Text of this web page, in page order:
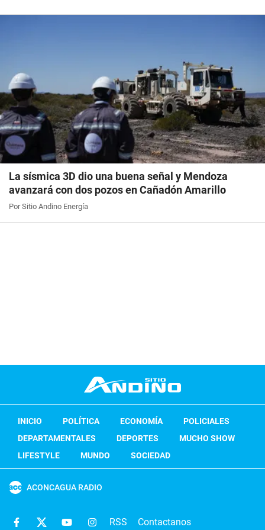
La sísmica 3D dio una buena señal y Mendoza
avanzará con dos pozos en Cañadón Amarillo
Por Sitio Andino Energía
INICIO POLÍTICA ECONOMÍA
POLICIALES
DEPARTAMENTALES
DEPORTES
MUCHO SHOW
LIFESTYLE
MUNDO SOCIEDAD
ACONCAGUA RADIO
RSS Contactanos